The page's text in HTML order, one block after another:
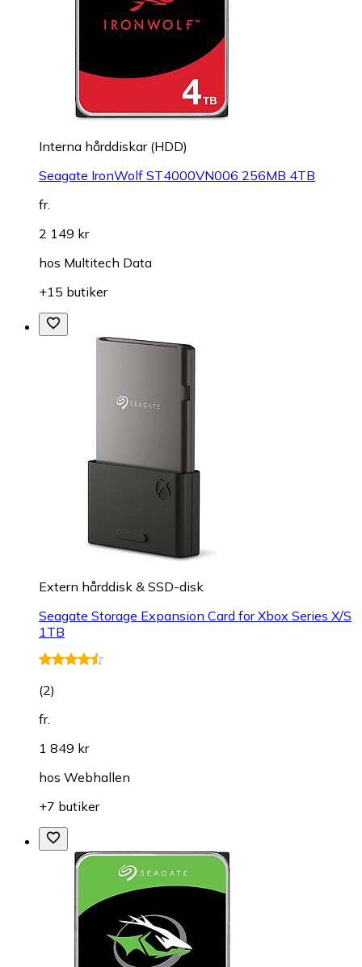
Interna hårddiskar (HDD)
Seagate IronWolf ST4000VN006 256MB 4TB
fr.
2 149 kr
hos Multitech Data
+15 butiker
Extern hårddisk & SSD-disk
Seagate Storage Expansion Card for Xbox Series X/S
1TB
(2)
fr.
1 849 kr
hos Webhallen
+7 butiker